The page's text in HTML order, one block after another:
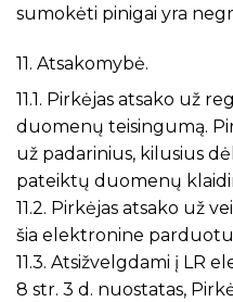
sumokėti pinigai yra
11. Atsakomybė.
11.1. Pirkėjas atsako už
duomenų teisingumą.
už padarinius, kilusius
pateiktų duomenų
11.2. Pirkėjas atsako už
šia elektronine
11.3. Atsižvelgdami į LR
8 str. 3 d. nuostatas,